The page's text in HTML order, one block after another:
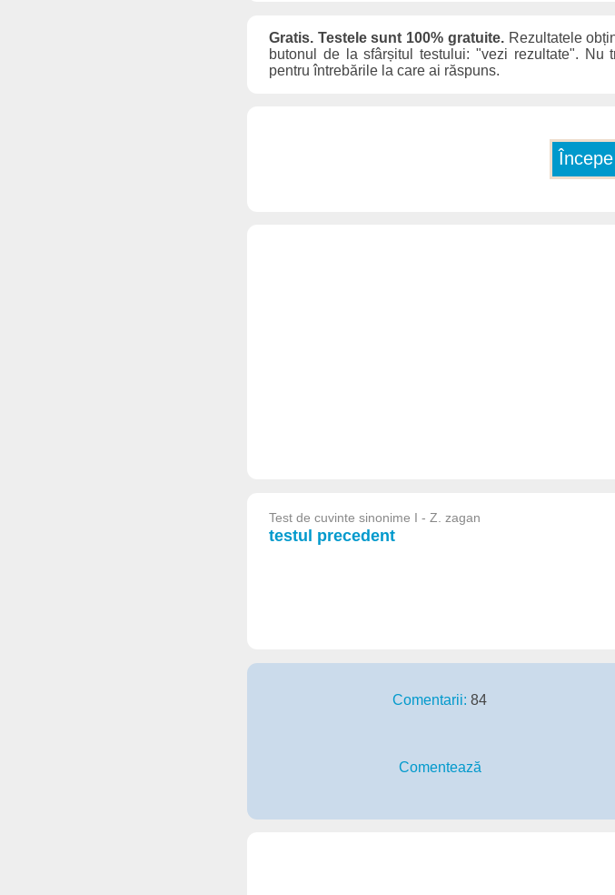
Gratis. Testele sunt 100% gratuite.Rezultatele
butonul de la sfârșitul testului: "vezi rezultate".
pentru întrebările la care ai răspuns.
Test de cuvinte sinonime I - Z. zagan
testul precedent
Comentarii: 84
Comentează